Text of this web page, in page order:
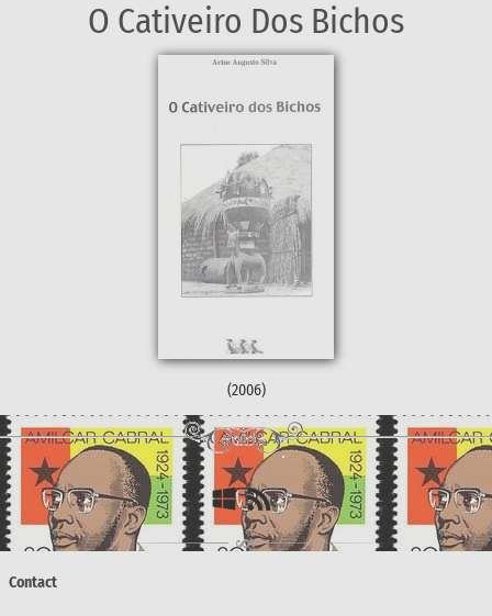
O Cativeiro Dos Bichos
(2006)
Contact